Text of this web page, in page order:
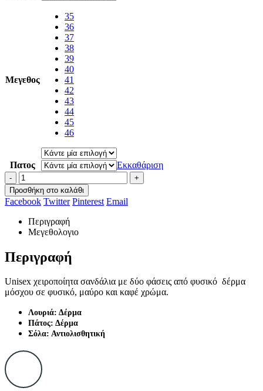
Μεγεθος
35
36
37
38
39
40
41
42
43
44
45
46
Πατος Εκκαθάριση
-
+
Προσθήκη στο καλάθι
Facebook Twitter Pinterest Email
Περιγραφή
Μεγεθολογιο
Περιγραφή
Unisex χειροποίητα σανδάλια με δύο φάσεις από φυσικό δέρμα
μόσχου σε φυσικό, μαύρο και καφέ χρώμα.
Λουριά: Δέρμα
Πάτος: Δέρμα
Σόλα: Αντιολισθητική